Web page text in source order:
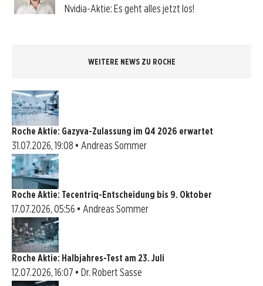
Nvidia-Aktie: Es geht alles jetzt los!
WEITERE NEWS ZU ROCHE
Roche Aktie: Gazyva-Zulassung im Q4 2026 erwartet
31.07.2026, 19:08 • Andreas Sommer
Roche Aktie: Tecentriq-Entscheidung bis 9. Oktober
17.07.2026, 05:56 • Andreas Sommer
Roche Aktie: Halbjahres-Test am 23. Juli
12.07.2026, 16:07 • Dr. Robert Sasse